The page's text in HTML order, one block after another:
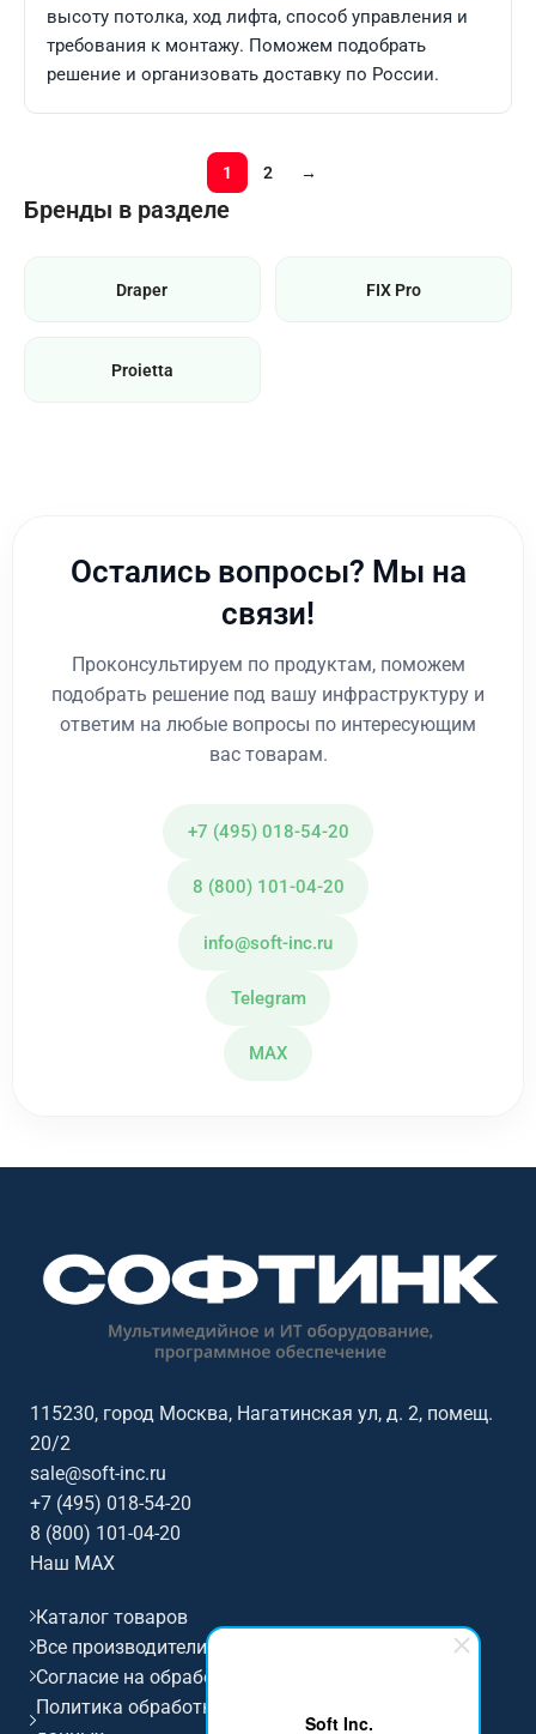
Soft Inc.
высоту потолка, ход лифта, способ управления и
требования к монтажу. Поможем подобрать
решение и организовать доставку по России.
1 2 →
Бренды в разделе
Draper FIX Pro
Proietta
Остались вопросы? Мы на
связи!
Проконсультируем по продуктам, поможем
подобрать решение под вашу инфраструктуру и
ответим на любые вопросы по интересующим
вас товарам.
+7 (495) 018-54-20
8 (800) 101-04-20
info@soft-inc.ru
Telegram
MAX
115230, город Москва, Нагатинская ул, д. 2, помещ.
20/2
sale@soft-inc.ru
+7 (495) 018-54-20
8 (800) 101-04-20
Наш MAX
Каталог товаров
Все производители
Согласие на обработку персональных данных
Политика обработки и защиты персональных